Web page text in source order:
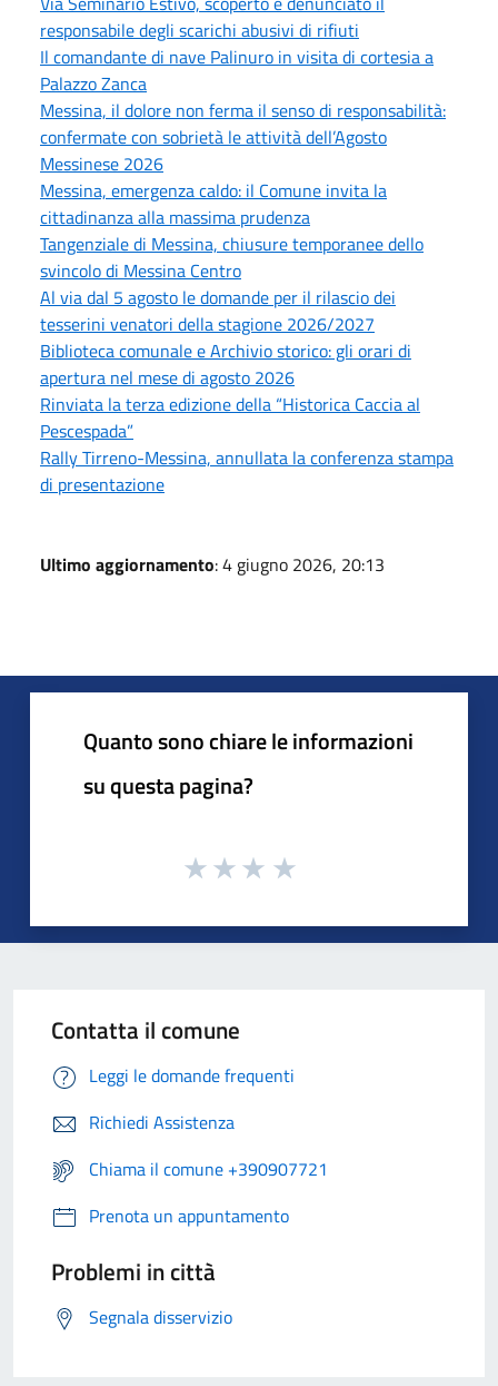
responsabile degli scarichi abusivi di rifiuti
Il comandante di nave Palinuro in visita di cortesia a
Palazzo Zanca
Messina, il dolore non ferma il senso di responsabilità:
confermate con sobrietà le attività dell’Agosto
Messinese 2026
Messina, emergenza caldo: il Comune invita la
cittadinanza alla massima prudenza
Tangenziale di Messina, chiusure temporanee dello
svincolo di Messina Centro
Al via dal 5 agosto le domande per il rilascio dei
tesserini venatori della stagione 2026/2027
Biblioteca comunale e Archivio storico: gli orari di
apertura nel mese di agosto 2026
Rinviata la terza edizione della “Historica Caccia al
Pescespada”
Rally Tirreno-Messina, annullata la conferenza stampa
di presentazione
Ultimo aggiornamento: 4 giugno 2026, 20:13
Quanto sono chiare le informazioni
su questa pagina?
Contatta il comune
Leggi le domande frequenti
Richiedi Assistenza
Chiama il comune +390907721
Prenota un appuntamento
Problemi in città
Segnala disservizio